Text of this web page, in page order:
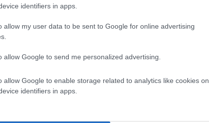
identifiers in apps.
allow my user data to be sent to Google for online advertising
allow Google to send me personalized advertising.
allow Google to enable storage related to analytics like cookies on
identifiers in apps.
παρέχονται:
στο διαδίκτυο